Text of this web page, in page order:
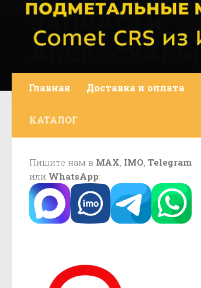
Главная Доставка и оплата
КАТАЛОГ
Пишите нам в MAX IMO Telegram
или WhatsApp: